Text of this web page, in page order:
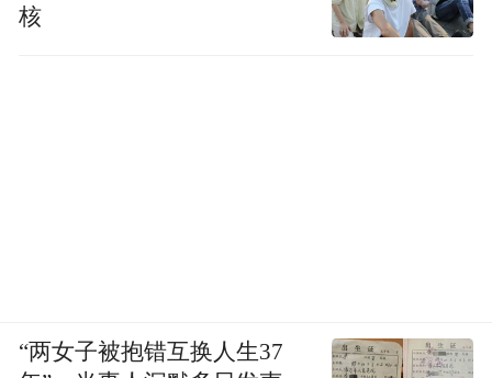
核
“两女子被抱错互换人生37